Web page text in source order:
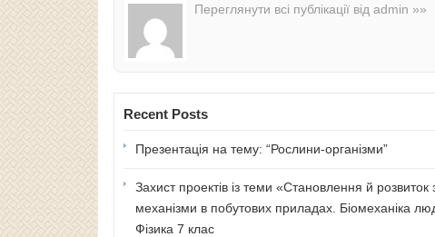
Переглянути всі публікації від admin »»
Recent Posts
Презентація на тему: “Рослини-організми”
Захист проектів із теми «Становлення й
механізми в побутових приладах. Біомеханіка
Фізика 7 клас